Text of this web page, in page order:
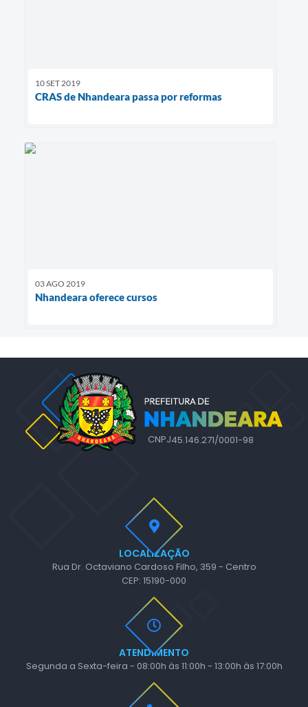
10 SET 2019
CRAS de Nhandeara passa por reformas
03 AGO 2019
Nhandeara oferece cursos
LOCALIZAÇÃO
Rua Dr. Octaviano Cardoso Filho, 359 - Centro
CEP: 15190-000
ATENDIMENTO
Segunda a Sexta-feira - 08:00h às 11:00h - 13:00h às 17:00h
CNPJ45.146.271/0001-98